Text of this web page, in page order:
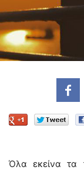
Όλα εκείνα τα